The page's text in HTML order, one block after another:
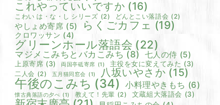
これやっていいですか (16)
こわい は・な・し シリーズ (2) どんとこい落語会 (2)
やしょめ寄席 (5) らくごカフェ (19)
クロワッサン (4)
グリーンホール落語会 (22)
マジメこみちとバカこみち (8) 七人の侍 (5)
上原寄席 (3) 両国亭砥寄席 (1) 主役を女に変えてみた (3)
二人会 (2) 五月猫同窓会 (1) 八坂いやさか (15)
午後のこみち (34) 小料理やきもち (6)
懐古典落語の夕べ (1) 教えて！先輩 (2) 文蔵組大落語会 (3)